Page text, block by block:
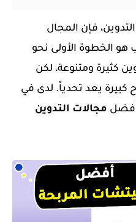
فإن المجال
الخطوة الأولى نحو
كثيرة ومتنوعة، لكن
كبيرة يعد تحدياً. لدى في
مجالات التدوين